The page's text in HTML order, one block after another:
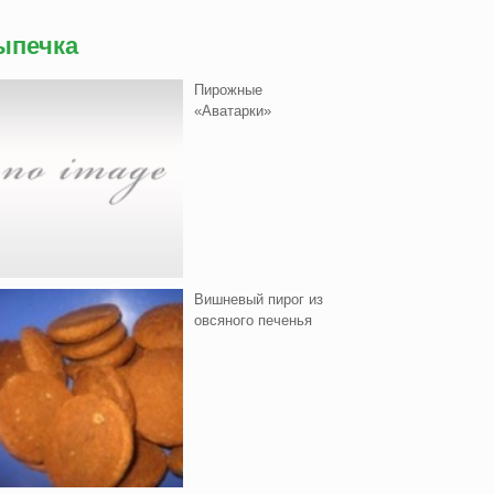
Пирожные
«Аватарки»
Вишнeвый пирог из
овсяного печенья